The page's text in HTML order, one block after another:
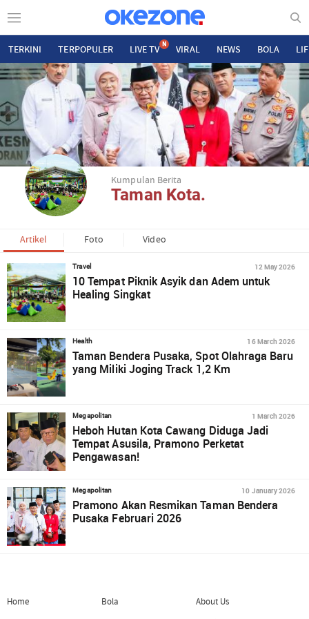
TERKINI TERPOPULER LIVE TV N VIRAL NEWS BOLA
Kumpulan Berita
Taman Kota.
Artikel Foto Video
Travel 12 May 2026
10 Tempat Piknik Asyik dan Adem untuk
Healing Singkat
Health 16 March 2026
Taman Bendera Pusaka, Spot Olahraga Baru
yang Miliki Joging Track 1,2 Km
Megapolitan 1 March 2026
Heboh Hutan Kota Cawang Diduga Jadi
Tempat Asusila, Pramono Perketat
Pengawasan!
Megapolitan 10 January 2026
Pramono Akan Resmikan Taman Bendera
Pusaka Februari 2026
Home
Bola
About Us